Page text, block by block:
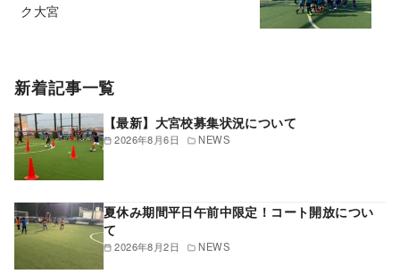
ク大宮
新着記事一覧
2026年8月6日 NEWS
【最新】大宮校募集状況について
2026年8月2日 NEWS
夏休み期間平日午前中限定！コート開放につい
て